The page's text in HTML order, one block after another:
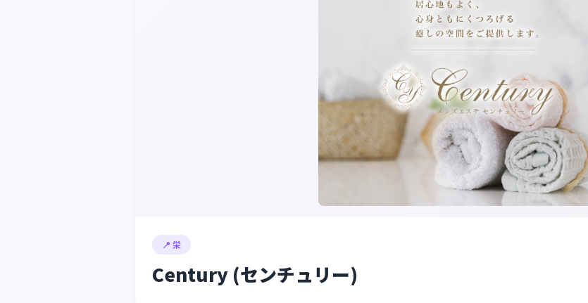
📍 栄
Century (センチュリー)